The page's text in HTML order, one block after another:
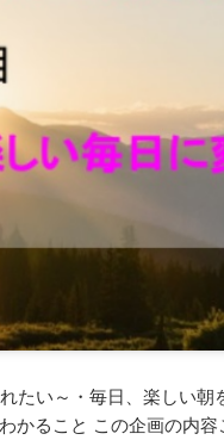
たい～・毎日、楽しい朝
かること この企画の内容